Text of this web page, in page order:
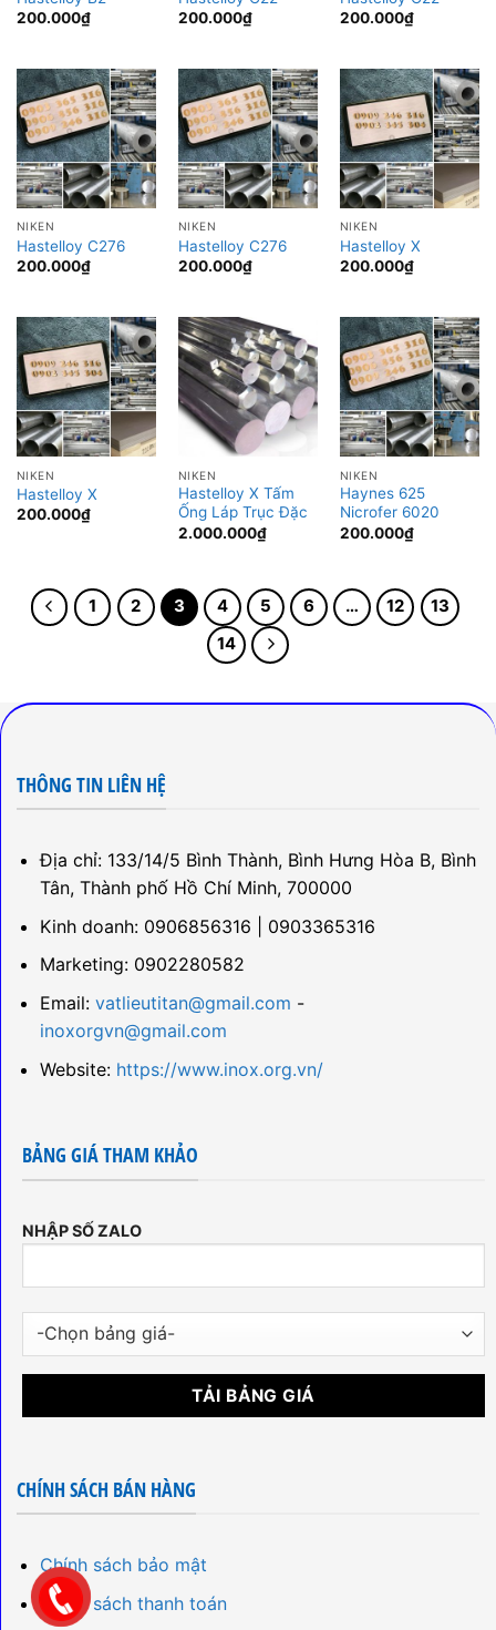
200.000₫
200.000₫
200.000₫
NIKEN
Hastelloy C276
200.000₫
NIKEN
Hastelloy C276
200.000₫
NIKEN
Hastelloy X
200.000₫
NIKEN
Hastelloy X
200.000₫
NIKEN
Hastelloy X Tấm
Ống Láp Trục Đặc
2.000.000₫
NIKEN
Haynes 625
Nicrofer 6020
200.000₫
1 2 3 4 5 6 … 12
13
14
THÔNG TIN LIÊN HỆ
Địa chỉ: 133/14/5 Bình Thành, Bình Hưng Hòa B, Bình
Tân, Thành phố Hồ Chí Minh, 700000
Kinh doanh: 0906856316 | 0903365316
Marketing: 0902280582
Email: vatlieutitan@gmail.com -
inoxorgvn@gmail.com
Website: https://www.inox.org.vn/
BẢNG GIÁ THAM KHẢO
NHẬP SỐ ZALO
CHÍNH SÁCH BÁN HÀNG
Chính sách bảo mật
Chính sách thanh toán